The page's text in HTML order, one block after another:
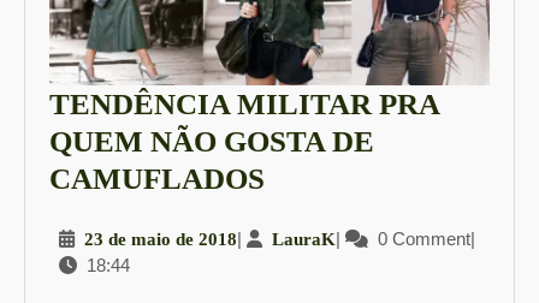
TENDÊNCIA MILITAR PRA
QUEM NÃO GOSTA DE
CAMUFLADOS
PRA
23 de maio de 201823
| LauraKLauraK
| 0 Comment|
18:44